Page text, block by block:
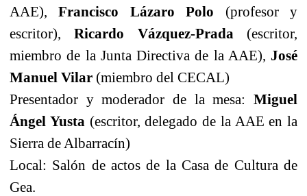
AAE),Francisco Lázaro Polo (profesor y
escritor),Ricardo Vázquez-Prada (escritor,
miembro de la Junta Directiva de la AAE), José
Manuel Vilar (miembro del CECAL)
Presentador y moderador de la mesa: Miguel
Ángel Yusta (escritor, delegado de la AAE en la
Sierra de Albarracín)
Local: Salón de actos de la Casa de Cultura de
Gea.